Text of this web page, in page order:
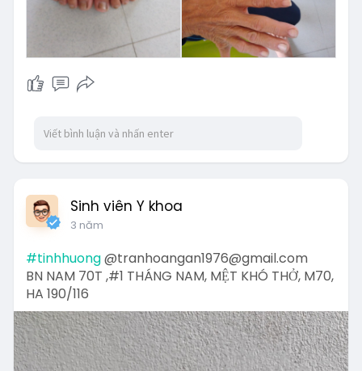
Sinh viên Y khoa
3 năm
#tinhhuong@tranhoangan1976@gmail.com
BN NAM 70T ,#1 THÁNG NAM, MỆT KHÓ THỞ, M70,
HA 190/116